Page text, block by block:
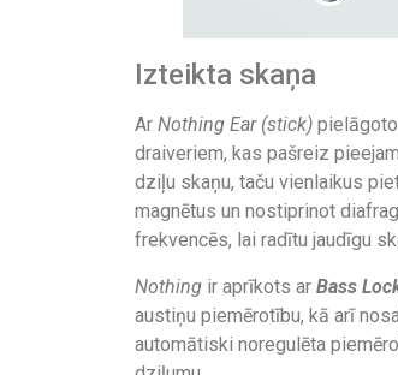
Izteikta skaņa
Ar Nothing Ear (stick)
draiveriem, kas pašreiz
dziļu skaņu, taču vienlaikus
magnētus un nostiprinot
frekvencēs, lai radītu jaudīgu
Nothing ir aprīkots ar Bass
austiņu piemērotību, kā arī
automātiski noregulēta